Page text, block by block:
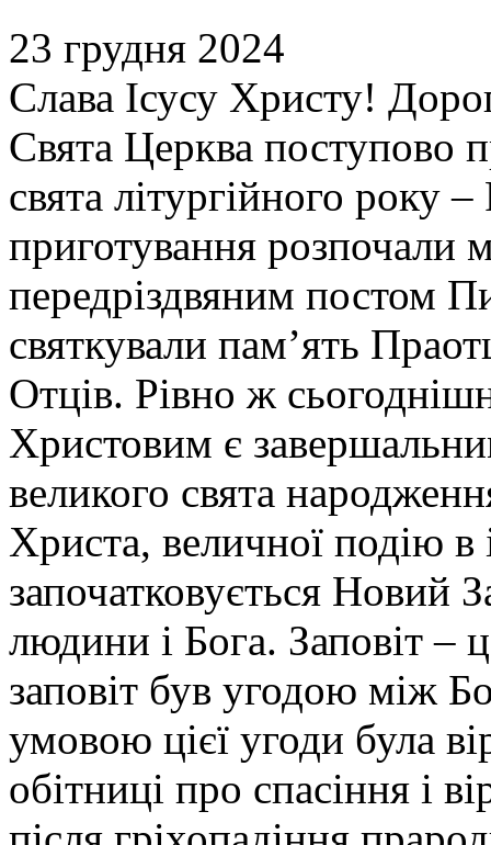
23 грудня 2024
Слава Ісусу Христу!
Свята Церква поступово
свята літургійного року
приготування розпочали
передріздвяним постом
святкували пам’ять
Отців. Рівно ж
Христовим є
великого свята
Христа, величної подію в
започатковується Новий
людини і Бога. Заповіт –
заповіт був угодою між
умовою цієї угоди була
обітниці про спасіння і